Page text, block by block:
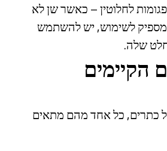
לחלוטין – כאשר שן לא
לשימוש, יש להשתמש
שלה.
הקיימים
כתרים, כל אחד מהם מתאים